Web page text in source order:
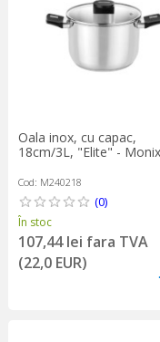
Oala inox, cu capac,
18cm/3L, "Elite" - Monix
Cod: M240218
(0)
În stoc
107,44 lei fara TVA
(22,0 EUR)